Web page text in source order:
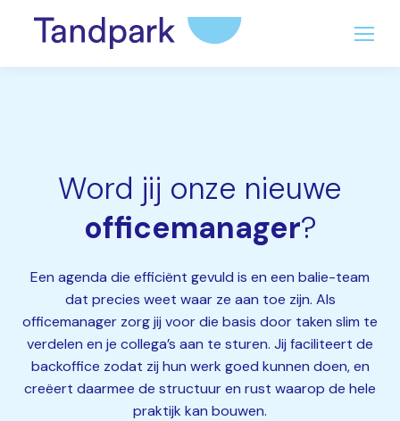
Word jij onze nieuwe
officemanager?
Een agenda die efficiënt gevuld is en een balie-team
dat precies weet waar ze aan toe zijn. Als
officemanager zorg jij voor die basis door taken slim te
verdelen en je collega’s aan te sturen. Jij faciliteert de
backoffice zodat zij hun werk goed kunnen doen, en
creëert daarmee de structuur en rust waarop de hele
praktijk kan bouwen.